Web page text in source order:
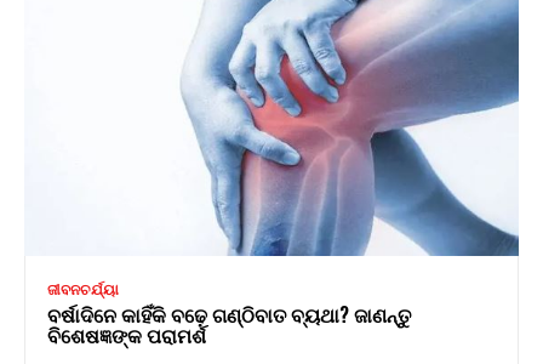
ଜୀବନଚର୍ଯ୍ୟା
ବର୍ଷାଦିନେ କାହିଁକି ବଢ଼େ ଗଣ୍ଠିବାତ ବ୍ୟଥା? ଜାଣନ୍ତୁ
ବିଶେଷଜ୍ଞଙ୍କ ପରାମର୍ଶ